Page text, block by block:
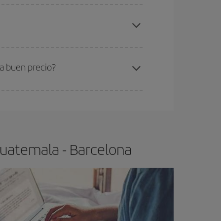
Barcelona-dest
buen precio?
- Barcelona